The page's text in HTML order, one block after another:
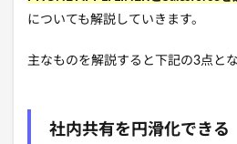
についても解説していきます。
主なものを解説すると下記の3点とな
社内共有を円滑化できる